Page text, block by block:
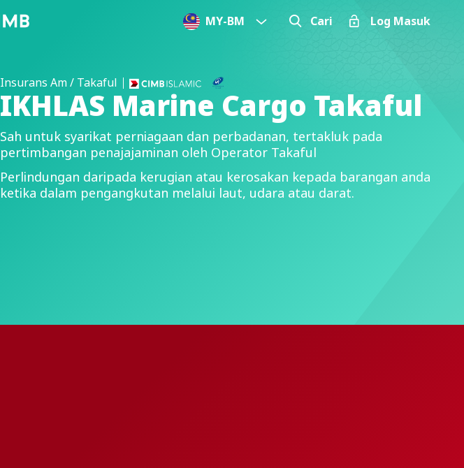
MY-BM Cari Log Masuk
Insurans Am / Takaful
IKHLAS Marine Cargo Takaful
Sah untuk syarikat perniagaan dan perbadanan, tertakluk pada
pertimbangan penajajaminan oleh Operator Takaful
Perlindungan daripada kerugian atau kerosakan kepada barangan anda
ketika dalam pengangkutan melalui laut, udara atau darat.